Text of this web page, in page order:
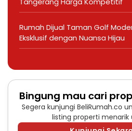
Rumah Dijual Taman Golf
Eksklusif dengan Nuansa Hijau
Bingung mau cari
Segera kunjungi BeliRumah.co
listing properti menarik